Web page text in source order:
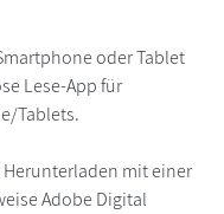
oder Tablet
Lese-App für
Tablets.
Herunterladen mit einer
Adobe Digital